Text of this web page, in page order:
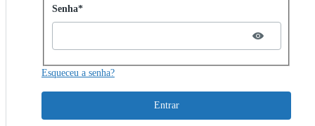
Password hidden
Senha*
Esqueceu a senha?
Entrar